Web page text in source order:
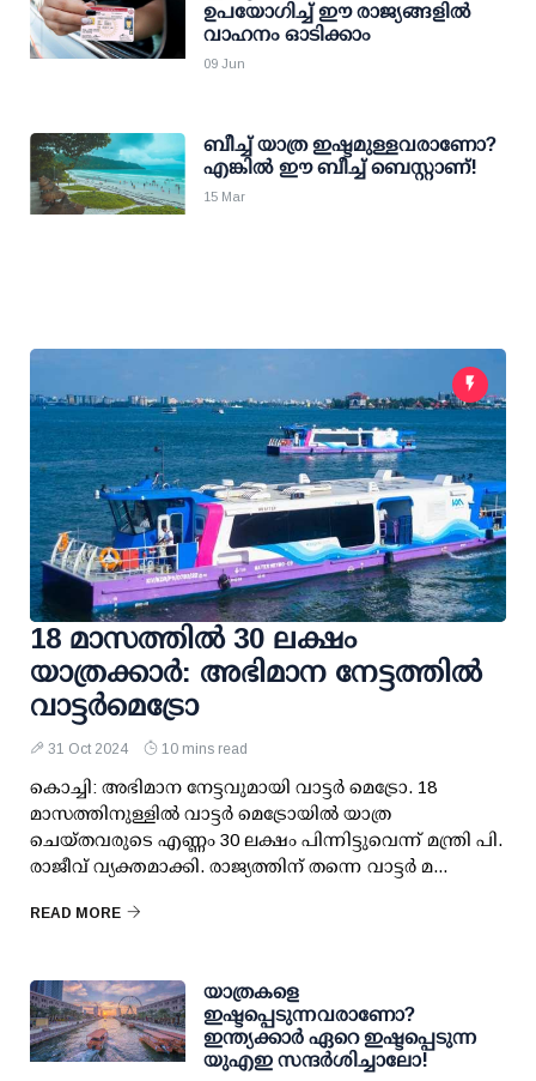
ഉപയോഗിച്ച് ഈ രാജ്യങ്ങളില്‍
വാഹനം ഓടിക്കാം
09 Jun
ബീച്ച് യാത്ര ഇഷ്ടമുള്ളവരാണോ?
എങ്കില്‍ ഈ ബീച്ച് ബെസ്റ്റാണ്!
15 Mar
18 മാസത്തില്‍ 30 ലക്ഷം
യാത്രക്കാര്‍: അഭിമാന നേട്ടത്തില്‍
വാട്ടര്‍മെട്രോ
31 Oct 2024 10 mins read
കൊച്ചി: അഭിമാന നേട്ടവുമായി വാട്ടര്‍ മെട്രോ. 18
മാസത്തിനുള്ളില്‍ വാട്ടര്‍ മെട്രോയില്‍ യാത്ര
ചെയ്തവരുടെ എണ്ണം 30 ലക്ഷം പിന്നിട്ടുവെന്ന് മന്ത്രി പി.
രാജീവ് വ്യക്തമാക്കി. രാജ്യത്തിന് തന്നെ വാട്ടര്‍ മ...
READ MORE
യാത്രകളെ
ഇഷ്ടപ്പെടുന്നവരാണോ?
ഇന്ത്യക്കാര്‍ ഏറെ ഇഷ്ടപ്പെടുന്ന
യുഎഇ സന്ദര്‍ശിച്ചാലോ!